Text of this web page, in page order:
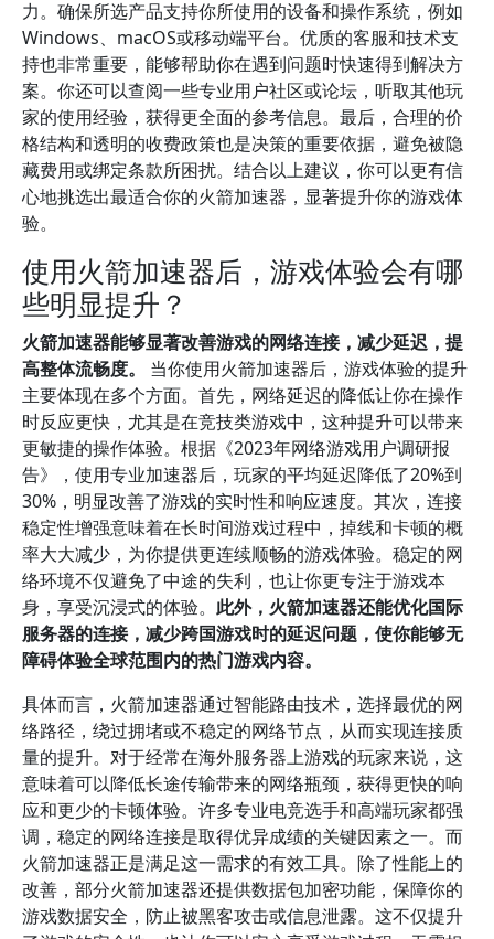
力。确保所选产品支持你所使用的设备和操作系统，例如
Windows、macOS或移动端平台。优质的客服和技术支
持也非常重要，能够帮助你在遇到问题时快速得到解决方
案。你还可以查阅一些专业用户社区或论坛，听取其他玩
家的使用经验，获得更全面的参考信息。最后，合理的价
格结构和透明的收费政策也是决策的重要依据，避免被隐
藏费用或绑定条款所困扰。结合以上建议，你可以更有信
心地挑选出最适合你的火箭加速器，显著提升你的游戏体
验。
使用火箭加速器后，游戏体验会有哪
些明显提升？
火箭加速器能够显著改善游戏的网络连接，减少延迟，提
高整体流畅度。
当你使用火箭加速器后，游戏体验的提升
主要体现在多个方面。首先，网络延迟的降低让你在操作
时反应更快，尤其是在竞技类游戏中，这种提升可以带来
更敏捷的操作体验。根据《2023年网络游戏用户调研报
告》，使用专业加速器后，玩家的平均延迟降低了20%到
30%，明显改善了游戏的实时性和响应速度。其次，连接
稳定性增强意味着在长时间游戏过程中，掉线和卡顿的概
率大大减少，为你提供更连续顺畅的游戏体验。稳定的网
络环境不仅避免了中途的失利，也让你更专注于游戏本
身，享受沉浸式的体验。 此外，火箭加速器还能优化国际
服务器的连接，减少跨国游戏时的延迟问题，使你能够无
障碍体验全球范围内的热门游戏内容。
具体而言，火箭加速器通过智能路由技术，选择最优的网
络路径，绕过拥堵或不稳定的网络节点，从而实现连接质
量的提升。对于经常在海外服务器上游戏的玩家来说，这
意味着可以降低长途传输带来的网络瓶颈，获得更快的响
应和更少的卡顿体验。许多专业电竞选手和高端玩家都强
调，稳定的网络连接是取得优异成绩的关键因素之一。而
火箭加速器正是满足这一需求的有效工具。除了性能上的
改善，部分火箭加速器还提供数据包加密功能，保障你的
游戏数据安全，防止被黑客攻击或信息泄露。这不仅提升